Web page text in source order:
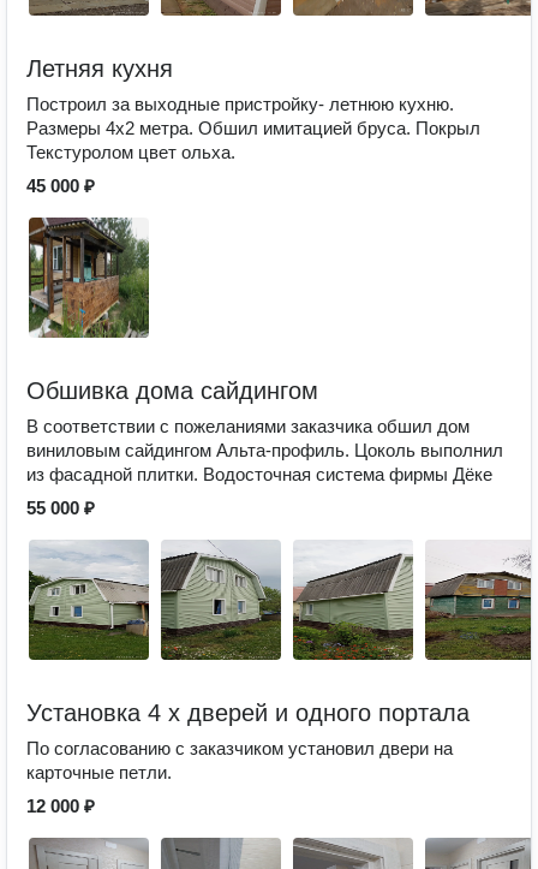
Летняя кухня
Построил за выходные пристройку- летнюю кухню.
Размеры 4х2 метра. Обшил имитацией бруса. Покрыл
Текстуролом цвет ольха.
45 000 ₽
Обшивка дома сайдингом
В соответствии с пожеланиями заказчика обшил дом
виниловым сайдингом Альта-профиль. Цоколь выполнил
из фасадной плитки. Водосточная система фирмы Дëке
55 000 ₽
Установка 4 х дверей и одного портала
По согласованию с заказчиком установил двери на
карточные петли.
12 000 ₽